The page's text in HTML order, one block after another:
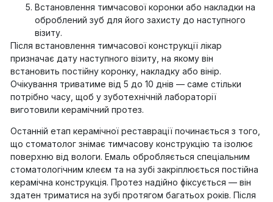
Встановлення тимчасової коронки або накладки на
оброблений зуб для його захисту до наступного
візиту.
Після встановлення тимчасової конструкції лікар
призначає дату наступного візиту, на якому він
встановить постійну коронку, накладку або вінір.
Очікування триватиме від 5 до 10 днів — саме стільки
потрібно часу, щоб у зуботехнічній лабораторії
виготовили керамічний протез.
Останній етап керамічної реставрації починається з того,
що стоматолог знімає тимчасову конструкцію та ізолює
поверхню від вологи. Емаль обробляється спеціальним
стоматологічним клеєм та на зубі закріплюється постійна
керамічна конструкція. Протез надійно фіксується — він
здатен триматися на зубі протягом багатьох років. Після